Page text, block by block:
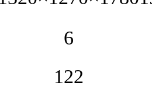
6
122